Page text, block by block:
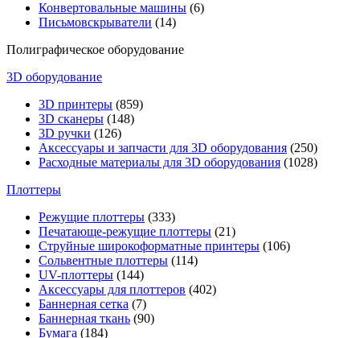
Конвертовальные машины (6)
Письмовскрыватели (14)
Полиграфическое оборудование
3D оборудование
3D принтеры (859)
3D сканеры (148)
3D ручки (126)
Аксессуары и запчасти для 3D оборудования (250)
Расходные материалы для 3D оборудования (1028)
Плоттеры
Режущие плоттеры (333)
Печатающе-режущие плоттеры (21)
Струйные широкоформатные принтеры (106)
Сольвентные плоттеры (114)
UV-плоттеры (144)
Аксессуары для плоттеров (402)
Баннерная сетка (7)
Баннерная ткань (90)
Бумага (184)